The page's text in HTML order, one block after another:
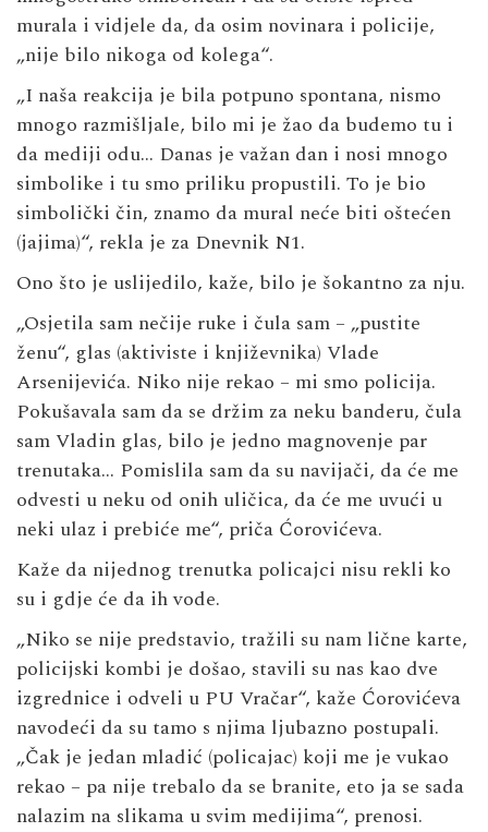
murala i vidjele da, da osim novinara i policije,
„nije bilo nikoga od kolega“.
„I naša reakcija je bila potpuno spontana, nismo
mnogo razmišljale, bilo mi je žao da budemo tu i
da mediji odu… Danas je važan dan i nosi mnogo
simbolike i tu smo priliku propustili. To je bio
simbolički čin, znamo da mural neće biti oštećen
(jajima)“, rekla je za Dnevnik N1.
Ono što je uslijedilo, kaže, bilo je šokantno za nju.
„Osjetila sam nečije ruke i čula sam – „pustite
ženu“, glas (aktiviste i književnika) Vlade
Arsenijevića. Niko nije rekao – mi smo policija.
Pokušavala sam da se držim za neku banderu, čula
sam Vladin glas, bilo je jedno magnovenje par
trenutaka… Pomislila sam da su navijači, da će me
odvesti u neku od onih uličica, da će me uvući u
neki ulaz i prebiće me“, priča Ćorovićeva.
Kaže da nijednog trenutka policajci nisu rekli ko
su i gdje će da ih vode.
„Niko se nije predstavio, tražili su nam lične karte,
policijski kombi je došao, stavili su nas kao dve
izgrednice i odveli u PU Vračar“, kaže Ćorovićeva
navodeći da su tamo s njima ljubazno postupali.
„Čak je jedan mladić (policajac) koji me je vukao
rekao – pa nije trebalo da se branite, eto ja se sada
nalazim na slikama u svim medijima“, prenosi.